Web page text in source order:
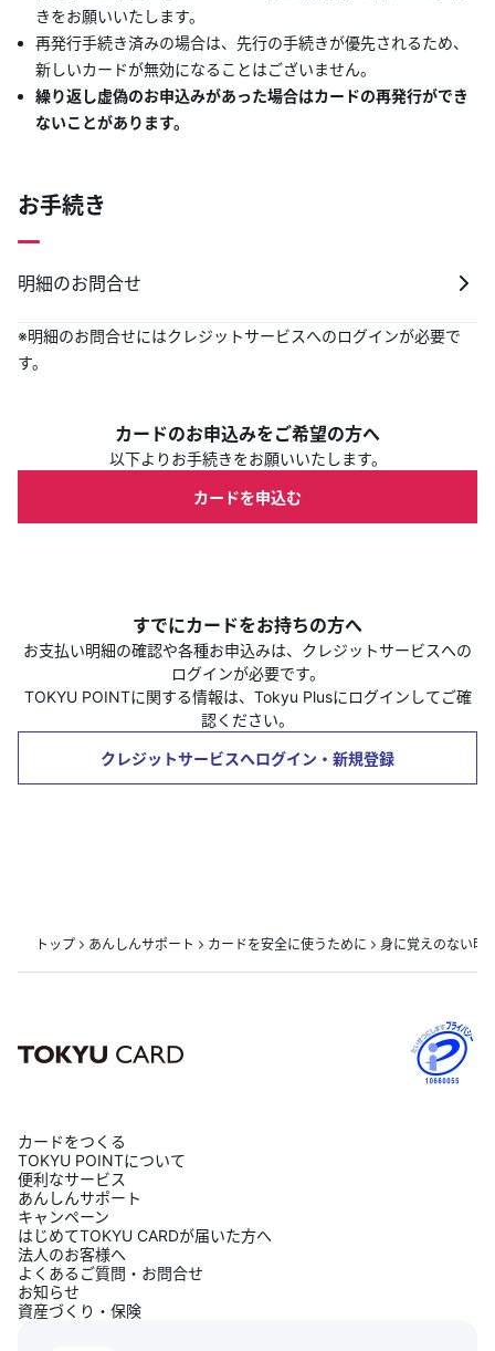
きをお願いいたします。
再発行手続き済みの場合は、先行の手続きが優先されるため、
新しいカードが無効になることはございません。
繰り返し虚偽のお申込みがあった場合はカードの再発行ができ
ないことがあります。
お手続き
明細のお問合せ
※明細のお問合せにはクレジットサービスへのログインが必要で
す。
カードのお申込みをご希望の方へ
以下よりお手続きをお願いいたします。
カードを申込む
すでにカードをお持ちの方へ
お支払い明細の確認や各種お申込みは、クレジットサービスへの
ログインが必要です。
TOKYU POINTに関する情報は、Tokyu Plusにログインしてご確
認ください。
クレジットサービスへログイン・新規登録
トップ あんしんサポート カードを安全に使うために 身に覚えのない明
カードをつくる
TOKYU POINTについて
便利なサービス
あんしんサポート
キャンペーン
はじめてTOKYU CARDが届いた方へ
法人のお客様へ
よくあるご質問・お問合せ
お知らせ
資産づくり・保険